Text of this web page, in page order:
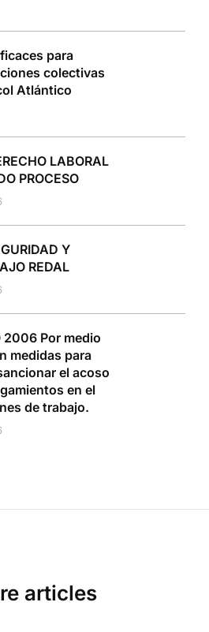
para
colectivas
Atlántico
LABORAL
PROCESO
Y
REDAL
2006 Por medio
medidas para
el acoso
en el
de trabajo.
articles